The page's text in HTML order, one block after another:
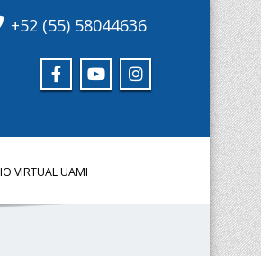
+52 (55) 58044636
VIRTUAL UAMI